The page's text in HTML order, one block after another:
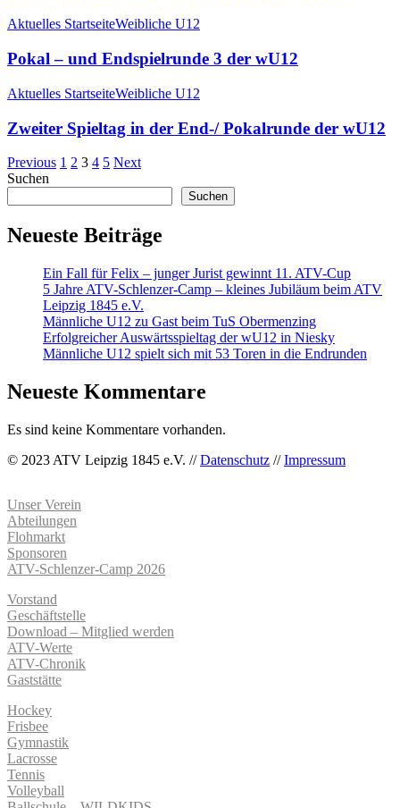
Aktuelles StartseiteWeibliche U12
Pokal – und Endspielrunde 3 der wU12
Aktuelles StartseiteWeibliche U12
Zweiter Spieltag in der End-/ Pokalrunde der wU12
Previous 1 2 3 4 5 Next
Suchen
Suchen
Neueste Beiträge
Ein Fall für Felix – junger Jurist gewinnt 11. ATV-Cup
5 Jahre ATV-Schlenzer-Camp – kleines Jubiläum beim ATV
Leipzig 1845 e.V.
Männliche U12 zu Gast beim TuS Obermenzing
Erfolgreicher Auswärtsspieltag der wU12 in Niesky
Männliche U12 spielt sich mit 53 Toren in die Endrunden
Neueste Kommentare
Es sind keine Kommentare vorhanden.
© 2023 ATV Leipzig 1845 e.V. //Datenschutz //Impressum
Unser Verein
Abteilungen
Flohmarkt
Sponsoren
ATV-Schlenzer-Camp 2026
Vorstand
Geschäftstelle
Download – Mitglied werden
ATV-Werte
ATV-Chronik
Gaststätte
Hockey
Frisbee
Gymnastik
Lacrosse
Tennis
Volleyball